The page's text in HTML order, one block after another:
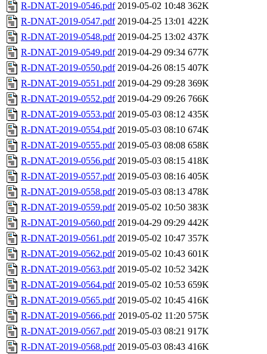
R-DNAT-2019-0546.pdf 2019-05-02 10:48 362K
R-DNAT-2019-0547.pdf 2019-04-25 13:01 422K
R-DNAT-2019-0548.pdf 2019-04-25 13:02 437K
R-DNAT-2019-0549.pdf 2019-04-29 09:34 677K
R-DNAT-2019-0550.pdf 2019-04-26 08:15 407K
R-DNAT-2019-0551.pdf 2019-04-29 09:28 369K
R-DNAT-2019-0552.pdf 2019-04-29 09:26 766K
R-DNAT-2019-0553.pdf 2019-05-03 08:12 435K
R-DNAT-2019-0554.pdf 2019-05-03 08:10 674K
R-DNAT-2019-0555.pdf 2019-05-03 08:08 658K
R-DNAT-2019-0556.pdf 2019-05-03 08:15 418K
R-DNAT-2019-0557.pdf 2019-05-03 08:16 405K
R-DNAT-2019-0558.pdf 2019-05-03 08:13 478K
R-DNAT-2019-0559.pdf 2019-05-02 10:50 383K
R-DNAT-2019-0560.pdf 2019-04-29 09:29 442K
R-DNAT-2019-0561.pdf 2019-05-02 10:47 357K
R-DNAT-2019-0562.pdf 2019-05-02 10:43 601K
R-DNAT-2019-0563.pdf 2019-05-02 10:52 342K
R-DNAT-2019-0564.pdf 2019-05-02 10:53 659K
R-DNAT-2019-0565.pdf 2019-05-02 10:45 416K
R-DNAT-2019-0566.pdf 2019-05-02 11:20 575K
R-DNAT-2019-0567.pdf 2019-05-03 08:21 917K
R-DNAT-2019-0568.pdf 2019-05-03 08:43 416K